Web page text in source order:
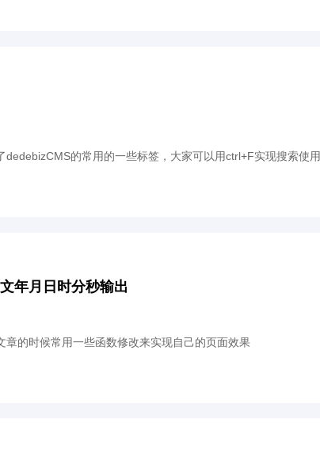
的常用的一些标签，大家可以用ctrl+F实现搜索使用
年月日时分秒输出
的时候常用一些函数修改来实现自己的页面效果